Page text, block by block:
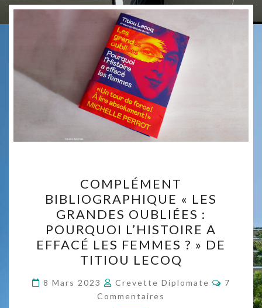
BIBLIOGRAPHIQUE
«
LES
GRANDES
OUBLIÉES :
POURQUOI
L’HISTOIRE
A
COMPLÉMENT
BIBLIOGRAPHIQUE « LES
GRANDES OUBLIÉES :
POURQUOI L’HISTOIRE A
EFFACÉ LES FEMMES ? » DE
TITIOU LECOQ
8 Mars 2023 Crevette Diplomate
7
Commentaires